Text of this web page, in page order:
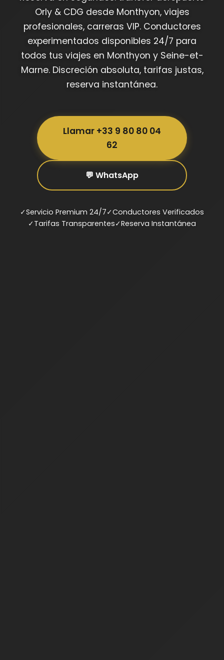
Orly & CDG desde Monthyon, viajes
profesionales, carreras VIP. Conductores
experimentados disponibles 24/7 para
todos tus viajes en Monthyon y Seine-et-
Marne. Discreción absoluta, tarifas justas,
reserva instantánea.
Llamar +33 9 80 80 04
62
💬 WhatsApp
✓Servicio Premium 24/7✓Conductores Verificados
✓Tarifas Transparentes✓Reserva Instantánea